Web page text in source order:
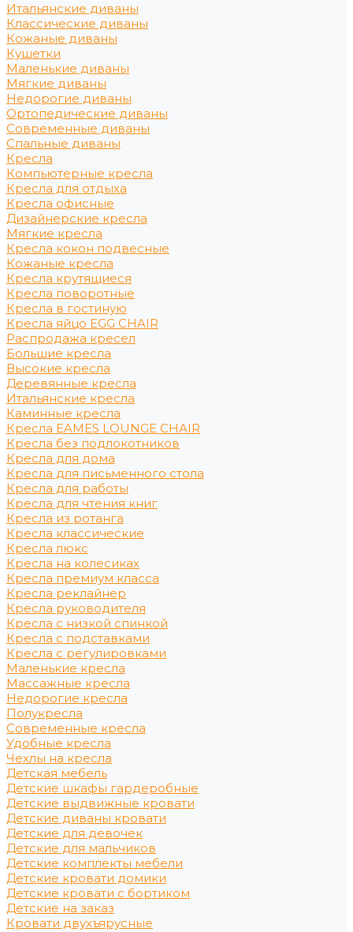
Итальянские диваны
Классические диваны
Кожаные диваны
Кушетки
Маленькие диваны
Мягкие диваны
Недорогие диваны
Ортопедические диваны
Современные диваны
Спальные диваны
Кресла
Компьютерные кресла
Кресла для отдыха
Кресла офисные
Дизайнерские кресла
Мягкие кресла
Кресла кокон подвесные
Кожаные кресла
Кресла крутящиеся
Кресла поворотные
Кресла в гостиную
Кресла яйцо EGG CHAIR
Распродажа кресел
Большие кресла
Высокие кресла
Деревянные кресла
Итальянские кресла
Каминные кресла
Кресла EAMES LOUNGE CHAIR
Кресла без подлокотников
Кресла для дома
Кресла для письменного стола
Кресла для работы
Кресла для чтения книг
Кресла из ротанга
Кресла классические
Кресла люкс
Кресла на колесиках
Кресла премиум класса
Кресла реклайнер
Кресла руководителя
Кресла с низкой спинкой
Кресла с подставками
Кресла с регулировками
Маленькие кресла
Массажные кресла
Недорогие кресла
Полукресла
Современные кресла
Удобные кресла
Чехлы на кресла
Детская мебель
Детские шкафы гардеробные
Детские выдвижные кровати
Детские диваны кровати
Детские для девочек
Детские для мальчиков
Детские комплекты мебели
Детские кровати домики
Детские кровати с бортиком
Детские на заказ
Кровати двухъярусные